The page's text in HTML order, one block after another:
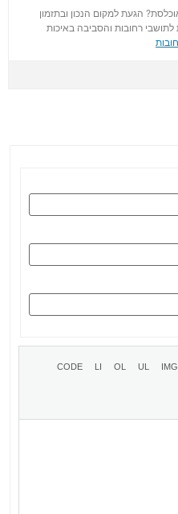
הגעת למקום הנכון ובתזמון
רחובות והסביבה באיכות